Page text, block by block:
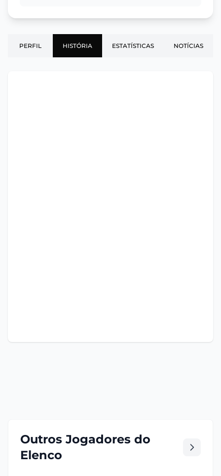
PERFIL HISTÓRIA ESTATÍSTICAS NOTÍCIAS
Outros Jogadores do
Elenco